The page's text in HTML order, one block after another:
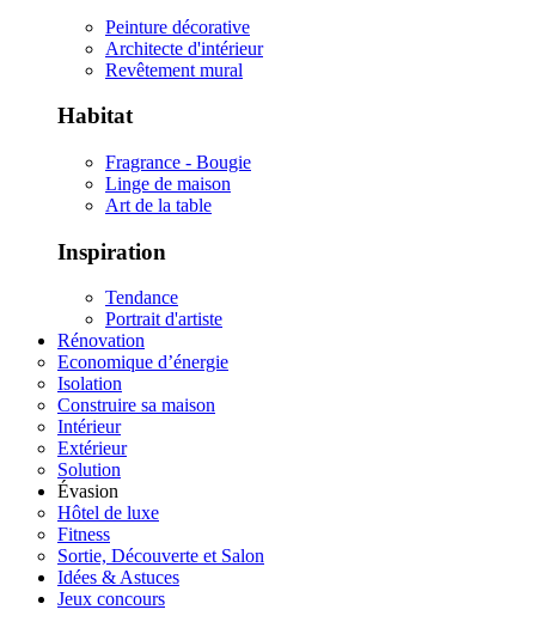
Peinture décorative
Architecte d'intérieur
Revêtement mural
Habitat
Fragrance - Bougie
Linge de maison
Art de la table
Inspiration
Tendance
Portrait d'artiste
Rénovation
Economique d’énergie
Isolation
Construire sa maison
Intérieur
Extérieur
Solution
Évasion
Hôtel de luxe
Fitness
Sortie, Découverte et Salon
Idées & Astuces
Jeux concours